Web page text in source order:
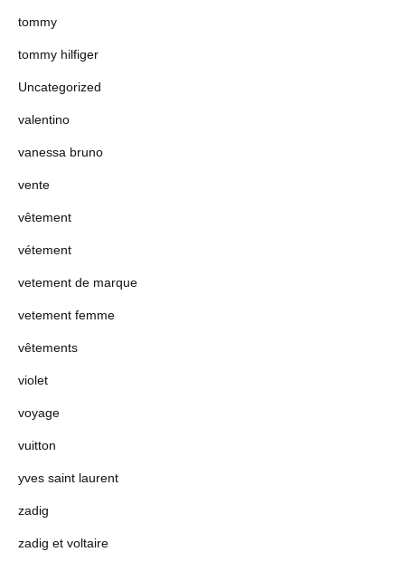
tommy
tommy hilfiger
Uncategorized
valentino
vanessa bruno
vente
vêtement
vétement
vetement de marque
vetement femme
vêtements
violet
voyage
vuitton
yves saint laurent
zadig
zadig et voltaire